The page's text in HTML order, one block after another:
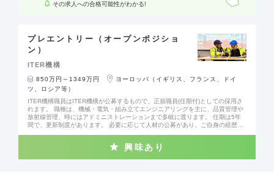
その求人への合格可能性がわかる!
プレエントリー（オープンポジショ
ン）
ITER機構
850万円～1349万円
ヨーロッパ（イギリス、フランス、ドイ
ツ、ロシア等）
ITER機構職員はITER機構が公募するもので、正規職員(任期付)としての採用さ
れます。 職種は、機械・電気・組み立てエンジニアリングを主に、品質管理や
放射線管理、時にはアドミニストレーションまで多岐に渡ります。 任期は5年
間で、更新制度があります。 必要に応じて人材の公募があり、ご自身の経歴に
験を進める予定です。現在、各国で調達された機器がITERサイトで組み上げら
興味あり